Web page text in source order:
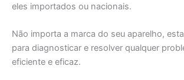
eles importados ou nacionais.
Não importa a marca do seu aparelho,
para diagnosticar e resolver qualquer
eficiente e eficaz.